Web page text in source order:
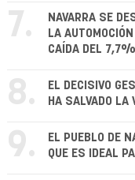
7.
NAVARRA SE
LA
CAÍDA DEL 7,7%
8.
EL DECISIVO
HA SALVADO LA
9.
EL PUEBLO DE
QUE ES IDEAL